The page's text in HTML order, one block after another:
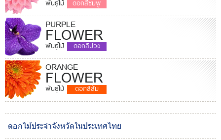
พันธุ์ไม้ ดอกสีชมพู
PURPLE
FLOWER
พันธุ์ไม้ ดอกสีม่วง
ORANGE
FLOWER
พันธุ์ไม้ ดอกสีส้ม
ดอกไม้ประจำจังหวัดในประเทศไทย